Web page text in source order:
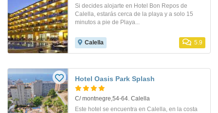
Si decides alojarte en Hotel Bon Repos de
Calella, estarás cerca de la playa y a solo 15
minutos a pie de Playa...
Calella 5.9
Hotel Oasis Park Splash
C/ montnegre,54-64. Calella
Este hotel se encuentra en Calella, en la costa